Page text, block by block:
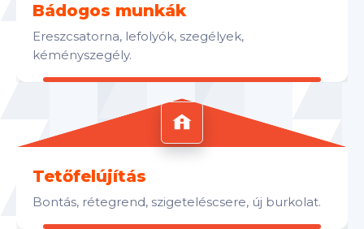
Bádogos munkák
Ereszcsatorna, lefolyók, szegélyek,
kéményszegély.
Tetőfelújítás
Bontás, rétegrend, szigeteléscsere, új burkolat.